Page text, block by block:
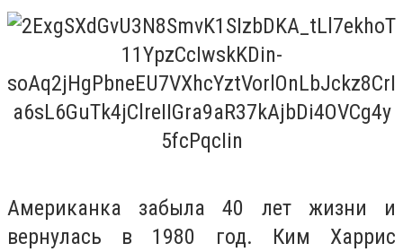
Американка забыла 40 лет жизни и
вернулась в 1980 год. Ким Харрис